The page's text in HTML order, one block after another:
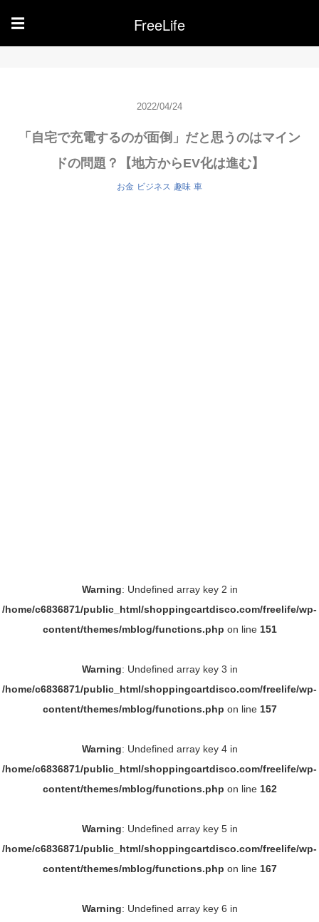
☰ FreeLife
2022/04/24
「自宅で充電するのが面倒」だと思うのはマイン
ドの問題？【地方からEV化は進む】
お金 ビジネス 趣味 車
Warning: Undefined array key 2 in
/home/c6836871/public_html/shoppingcartdisco.com/freelife/wp-
content/themes/mblog/functions.php on line 151
Warning: Undefined array key 3 in
/home/c6836871/public_html/shoppingcartdisco.com/freelife/wp-
content/themes/mblog/functions.php on line 157
Warning: Undefined array key 4 in
/home/c6836871/public_html/shoppingcartdisco.com/freelife/wp-
content/themes/mblog/functions.php on line 162
Warning: Undefined array key 5 in
/home/c6836871/public_html/shoppingcartdisco.com/freelife/wp-
content/themes/mblog/functions.php on line 167
Warning: Undefined array key 6 in